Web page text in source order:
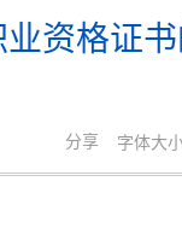
资格证
字体大
分享